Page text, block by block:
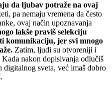
da ljubav potraže na ovaj
pa nemaju vremena da često
ovaj način upoznavanja
lakše praviš selekciju
komunikaciju, jer svi mnogo
Zatim, ljudi su otvoreniji i
Kada nakon dopisivanja odlučiš
digitalnog sveta, već imaš dobro